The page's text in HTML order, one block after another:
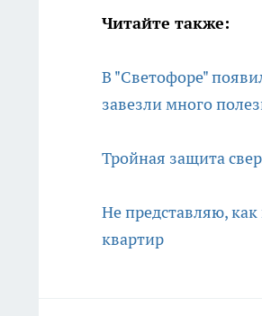
Читайте также:
В "Светофоре"
завезли много
Тройная защита
Не представляю,
квартир